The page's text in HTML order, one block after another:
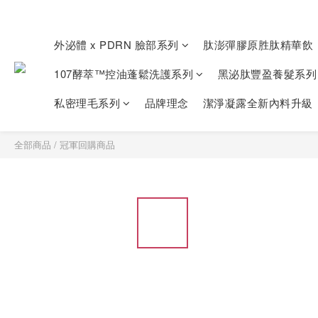
外泌體 x PDRN 臉部系列
肽澎彈膠原胜肽精華飲
107酵萃™控油蓬鬆洗護系列
黑泌肽豐盈養髮系列
私密理毛系列
品牌理念 潔淨凝露全新內料升級
全部商品 / 冠軍回購商品